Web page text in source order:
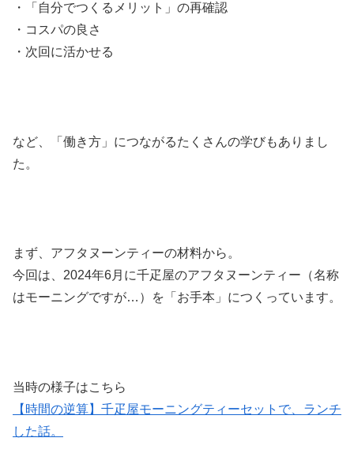
・「自分でつくるメリット」の再確認
・コスパの良さ
・次回に活かせる
など、「働き方」につながるたくさんの学びもありまし
た。
まず、アフタヌーンティーの材料から。
今回は、2024年6月に千疋屋のアフタヌーンティー（名称
はモーニングですが…）を「お手本」につくっています。
当時の様子はこちら
【時間の逆算】千疋屋モーニングティーセットで、ランチ
した話。